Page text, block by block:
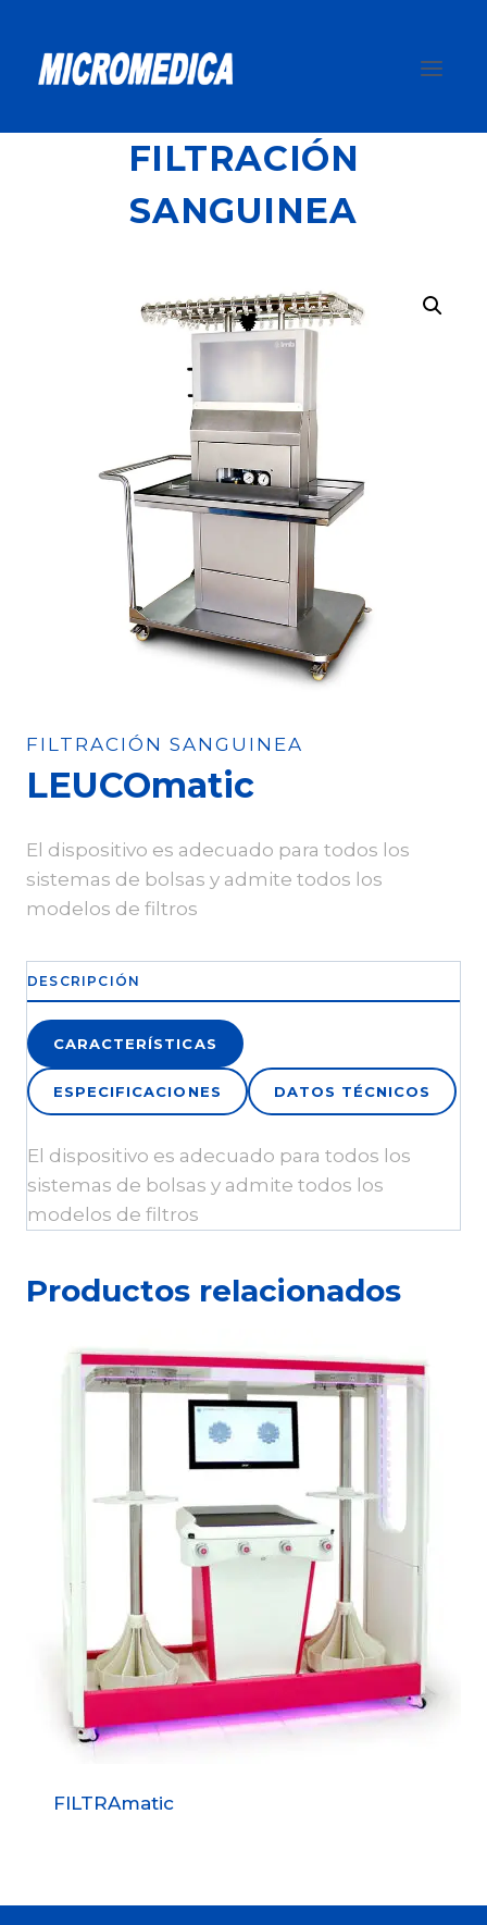
contenido
FILTRACIÓN
SANGUINEA
FILTRACIÓN SANGUINEA
LEUCOmatic
El dispositivo es adecuado para todos los
sistemas de bolsas y admite todos los
modelos de filtros
DESCRIPCIÓN
CARACTERÍSTICAS
ESPECIFICACIONES DATOS TÉCNICOS
El dispositivo es adecuado para todos los
sistemas de bolsas y admite todos los
modelos de filtros
Productos relacionados
FILTRAmatic